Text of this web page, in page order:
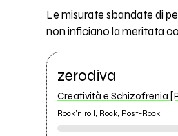
Le misurate sbandate di
non inficiano la meritata
zerodiva
Creatività e Schizofrenia
Rock'n'roll, Rock, Post-Rock